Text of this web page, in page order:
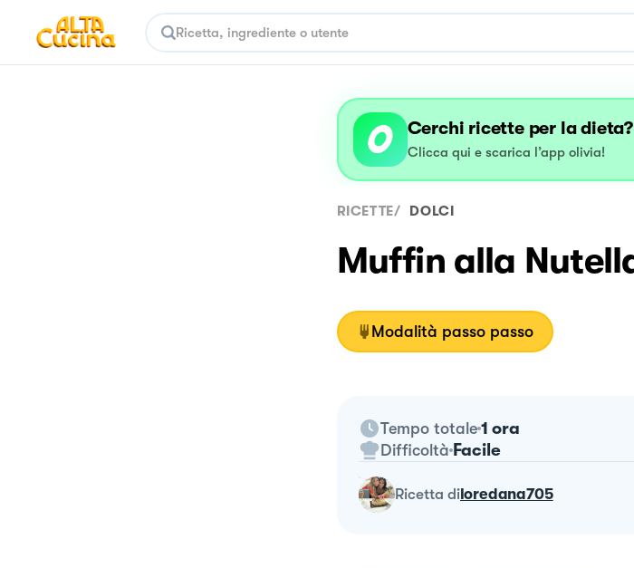
Cerchi ricette per la dieta?
Clicca qui e scarica l’app olivia!
RICETTE/ DOLCI
Muffin alla
Modalità passo passo
Tempo totale 1 ora
Difficoltà Facile
ricetta diloredana705